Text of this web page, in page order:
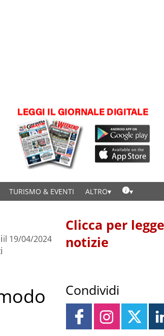
TURISMO & EVENTI ALTRO
il 19/04/2024
Clicca per
notizie
Condividi